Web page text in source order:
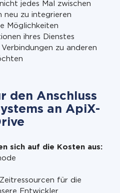
nicht jedes Mal zwischen
neu zu integrieren
Möglichkeiten
ihres Dienstes
zu anderen
den Anschluss
an ApiX-
sich auf die Kosten aus:
für die
Entwickler.